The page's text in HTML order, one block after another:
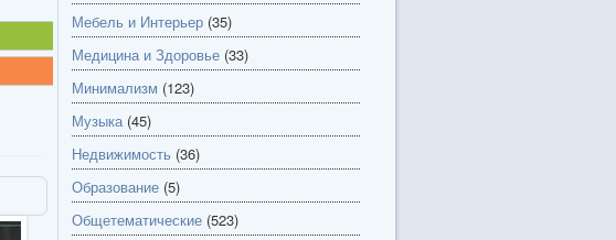
Мебель и Интерьер (35)
Медицина и Здоровье (33)
Минимализм (123)
Музыка(45)
Недвижимость (36)
Образование (5)
Общетематические (523)